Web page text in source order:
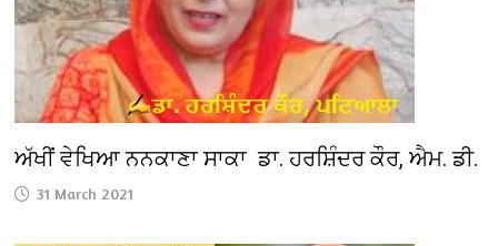
ਅੱਖੀਂ ਵੇਖਿਆ ਨਨਕਾਣਾ ਸਾਕਾ ਡਾ. ਹਰਸ਼ਿੰਦਰ ਕੌਰ, ਐਮ. ਡੀ.
31 March 2021